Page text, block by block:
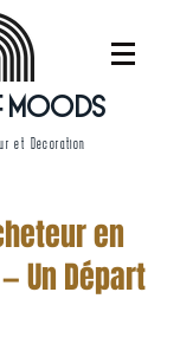
MOODS
et Décoration
en
Un Départ